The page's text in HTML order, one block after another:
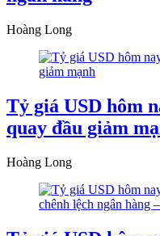
Hoàng Long
Tỷ giá USD hôm
quay đầu giảm
Hoàng Long